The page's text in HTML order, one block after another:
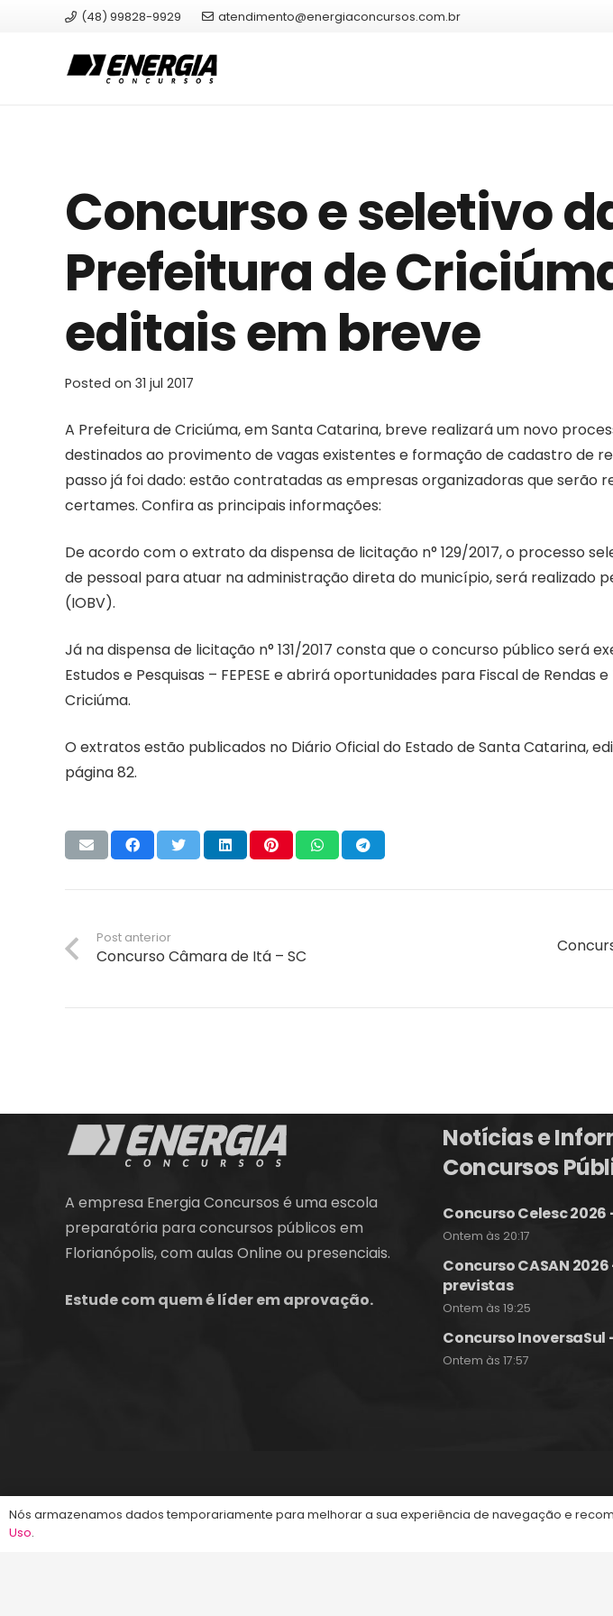
(48) 99828-9929 atendimento@energiaconcursos.com.br
Concurso e seletivo
Prefeitura de
editais em breve
Posted on 31 jul 2017
A Prefeitura de Criciúma, em Santa Catarina, breve realizará um novo
destinados ao provimento de vagas existentes e formação de cadastro de
passo já foi dado: estão contratadas as empresas organizadoras que serão
certames. Confira as principais informações:
De acordo com o extrato da dispensa de licitação n° 129/2017, o processo
de pessoal para atuar na administração direta do município, será realizado
(IOBV).
Já na dispensa de licitação n° 131/2017 consta que o concurso público será
Estudos e Pesquisas – FEPESE e abrirá oportunidades para Fiscal de Rendas
Criciúma.
O extratos estão publicados no Diário Oficial do Estado de Santa Catarina,
página 82.
Post anterior
Concurso Câmara de Itá – SC
A empresa Energia Concursos é uma escola
preparatória para concursos públicos em
Florianópolis, com aulas Online ou presenciais.
Estude com quem é líder em aprovação.
Notícias e
Concursos
Concurso Celesc
Ontem às 20:17
Concurso CASAN
previstas
Ontem às 19:25
Concurso
Ontem às 17:57
©2013-2024Energia Concursos. Todos os direitos reservados.
Nós armazenamos dados temporariamente para melhorar a sua experiência de navegação e
Uso.